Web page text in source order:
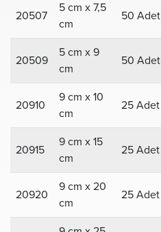
20507
5 cm x 7,5
cm
50 Adet
20509
5 cm x 9
cm
50 Adet
20910
9 cm x 10
cm
25 Adet
20915
9 cm x 15
cm
25 Adet
20920
9 cm x 20
cm
25 Adet